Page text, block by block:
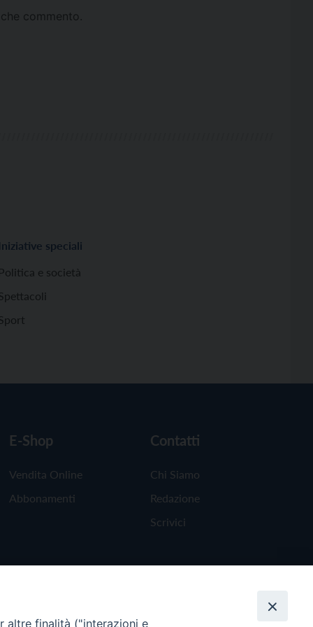
commento.
Iniziative speciali
Politica e società
E-Shop
Vendita Online
Abbonamenti
Contatti
Chi Siamo
Redazione
Scrivici
altre finalità ("interazioni e